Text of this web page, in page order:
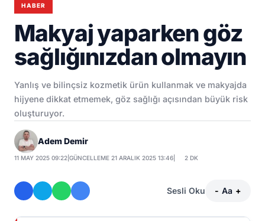
HABER
Makyaj yaparken göz
sağlığınızdan olmayın
Yanlış ve bilinçsiz kozmetik ürün kullanmak ve makyajda
hijyene dikkat etmemek, göz sağlığı açısından büyük risk
oluşturuyor.
Adem Demir
11 MAY 2025 09:22 |GÜNCELLEME 21 ARALIK 2025 13:46 2 DK
Sesli Oku - Aa +